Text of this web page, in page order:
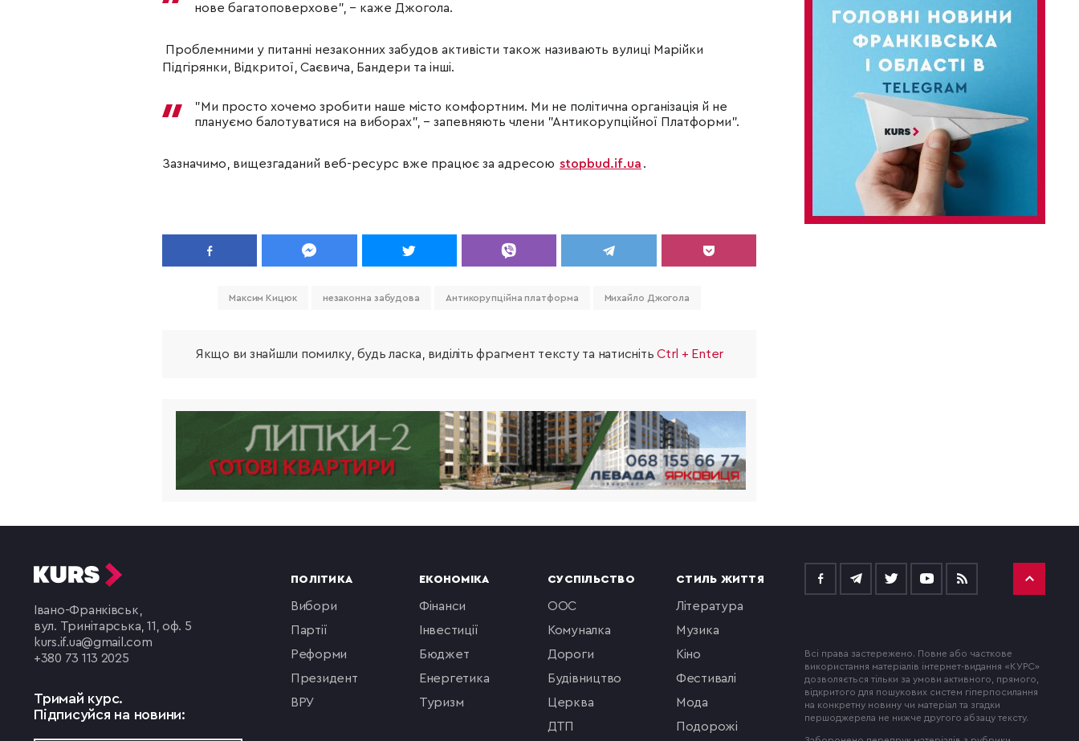
нове багатоповерхове", – каже Джогола.
Проблемними у питанні незаконних забудов активісти також називають вулиці Марійки
Підгірянки, Відкритої, Саєвича, Бандери та інші.
"Ми просто хочемо зробити наше місто комфортним. Ми не політична організація й не
плануємо балотуватися на виборах", – запевняють члени "Антикорупційної Платформи".
Зазначимо, вищезгаданий веб-ресурс вже працює за адресою stopbud.if.ua .
Максим Кицюк незаконна забудова Антикорупційна платформа Михайло Джогола
Якщо ви знайшли помилку, будь ласка, виділіть фрагмент тексту та натиснітьCtrl + Enter
Івано-Франківськ,
вул. Тринітарська, 11, оф. 5
kurs.if.ua@gmail.com
+380 73 113 2025
Тримай курс.
Підписуйся на новини:
ПОЛІТИКА
вибори
партії
реформи
президент
ВРУ
ЕКОНОМІКА
фінанси
інвестиції
бюджет
енергетика
туризм
СУСПІЛЬСТВО
ООС
комуналка
Дороги
будівництво
церква
ДТП
СТИЛЬ ЖИТТЯ
література
музика
кіно
фестивалі
мода
подорожі
Всі права застережено. Повне або часткове
використання матеріалів інтернет-видання «КУРС»
дозволяється тільки за умови активного, прямого,
відкритого для пошукових систем гіперпосилання
на конкретну новину чи матеріал та згадки
першоджерела не нижче другого абзацу тексту.